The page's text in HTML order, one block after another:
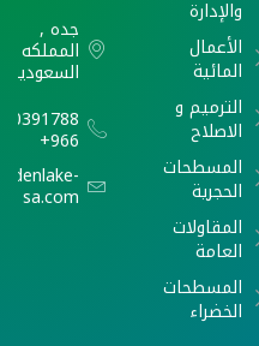
والإدارة
الأعمال
المائية
الترميم و
الاصلاح
المسطحات
الحجرية
المقاولات
العامة
المسطحات
الخضراء
جده ,
المملكه
السعودية
966+
sa.com